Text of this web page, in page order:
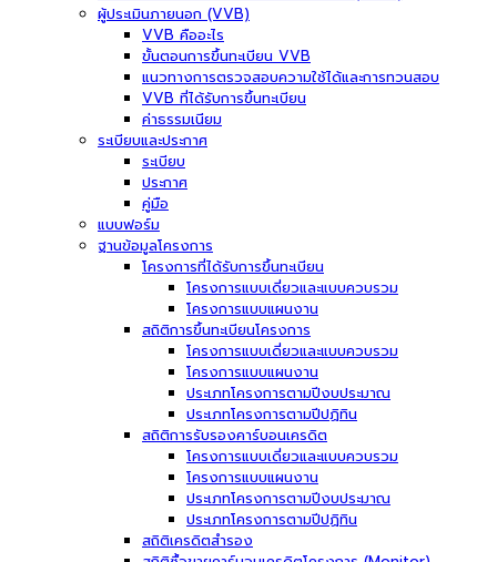
ผู้ประเมินภายนอก (VVB)
VVB คืออะไร
ขั้นตอนการขึ้นทะเบียน VVB
แนวทางการตรวจสอบความใช้ได้และการทวนสอบ
VVB ที่ได้รับการขึ้นทะเบียน
ค่าธรรมเนียม
ระเบียบและประกาศ
ระเบียบ
ประกาศ
คู่มือ
แบบฟอร์ม
ฐานข้อมูลโครงการ
โครงการที่ได้รับการขึ้นทะเบียน
โครงการแบบเดี่ยวและแบบควบรวม
โครงการแบบแผนงาน
สถิติการขึ้นทะเบียนโครงการ
โครงการแบบเดี่ยวและแบบควบรวม
โครงการแบบแผนงาน
ประเภทโครงการตามปีงบประมาณ
ประเภทโครงการตามปีปฏิทิน
สถิติการรับรองคาร์บอนเครดิต
โครงการแบบเดี่ยวและแบบควบรวม
โครงการแบบแผนงาน
ประเภทโครงการตามปีงบประมาณ
ประเภทโครงการตามปีปฏิทิน
สถิติเครดิตสำรอง